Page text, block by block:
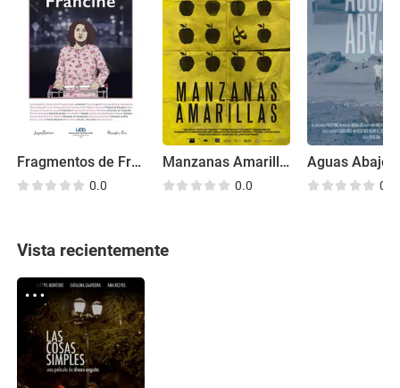
Fragmentos de Francine
0.0
Manzanas Amarillas
0.0
Aguas Abajo
0.0
Vista recientemente